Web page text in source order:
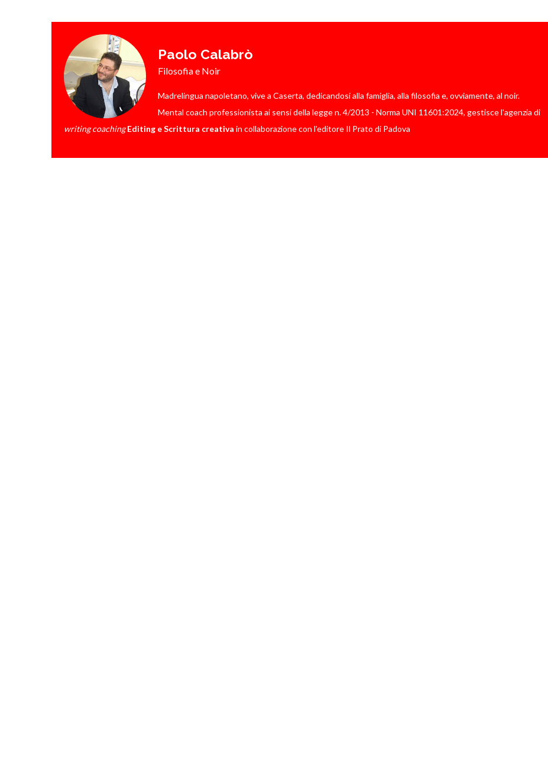
Paolo Calabrò
Filosofia e Noir
Madrelingua napoletano, vive a Caserta, dedicandosi alla famiglia, alla filosofia e, ovviamente, al noir.
Mental coach professionista ai sensi della legge n. 4/2013 - Norma UNI 11601:2024, gestisce l'agenzia di
writing coaching Editing e Scrittura creativa in collaborazione con l'editore Il Prato di Padova